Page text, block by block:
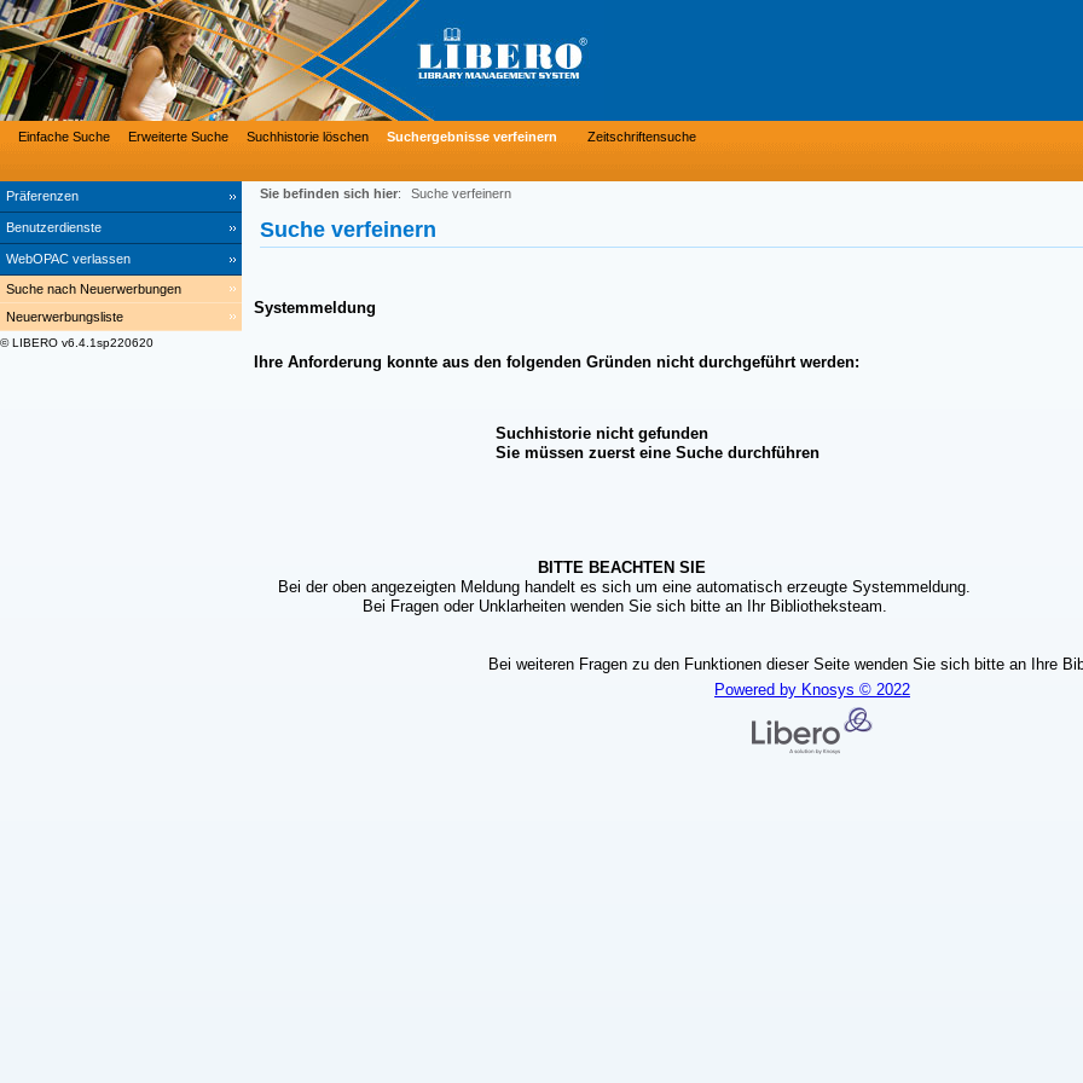
Präferenzen
Benutzerdienste
WebOPAC verlassen
Einfache Suche Erweiterte Suche Suchhistorie löschen Suchergebnisse verfeinern Zeitschriftensuche
Suche nach Neuerwerbungen
Neuerwerbungsliste
© LIBERO v6.4.1sp220620
Sie befinden sich hier: Suche verfeinern
Suche verfeinern
Systemmeldung
Ihre Anforderung konnte aus den folgenden Gründen nicht durchgeführt werden:
Suchhistorie nicht gefunden
Sie müssen zuerst eine Suche durchführen
BITTE BEACHTEN SIE
Bei der oben angezeigten Meldung handelt es sich um eine automatisch erzeugte Systemmeldung.
Bei Fragen oder Unklarheiten wenden Sie sich bitte an Ihr Bibliotheksteam.
Bei weiteren Fragen zu den Funktionen dieser Seite wenden Sie sich bitte an Ihre
Powered by Knosys © 2022